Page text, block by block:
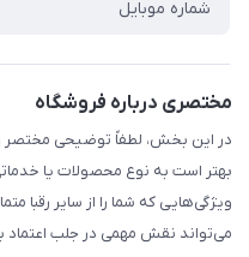
مختصری درباره فروشگاه
در این بخش، لطفاً توضیحی مختصر و
بهتر است به نوع محصولات یا
ویژگی‌هایی که شما را از سایر رقبا
می‌تواند نقش مهمی در جلب اعتماد